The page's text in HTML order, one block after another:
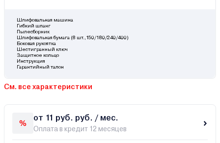
Шлифовальная машина
Гибкий шланг
Пылесборник
Шлифовальная бумага (8 шт.,150/180/240/400)
Боковая рукоятка
Шестигранный ключ
Защитное кольцо
Инструкция
Гарантийный талон
См. все характеристики
от 11 руб. руб. / мес.
Оплата в кредит 12 месяцев